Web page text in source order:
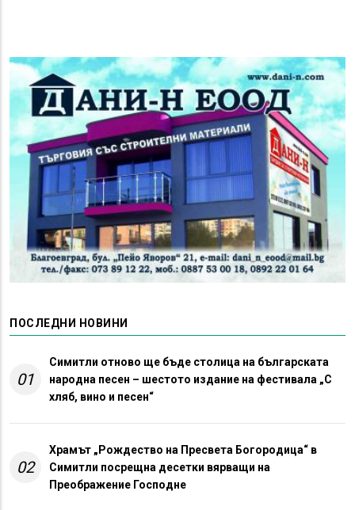
ПОСЛЕДНИ НОВИНИ
01
Симитли отново ще бъде столица на българската
народна песен – шестото издание на фестивала „С
хляб, вино и песен“
02
Храмът „Рождество на Пресвета Богородица“ в
Симитли посрещна десетки вярващи на
Преображение Господне